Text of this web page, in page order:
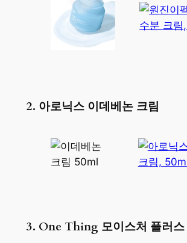
2. 아로닉스 이데베논 크림
3. One Thing 모이스처 플러스